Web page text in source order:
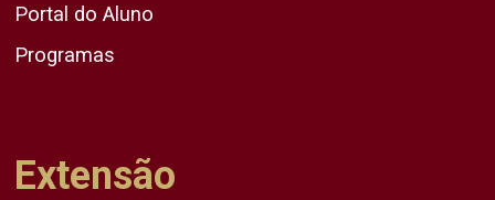
Portal do Aluno
Programas
Extensão